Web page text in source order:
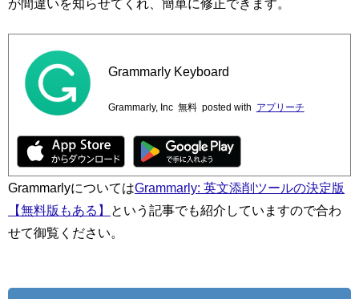
が間違いを知らせてくれ、簡単に修正できます。
Grammarly Keyboard
Grammarly, Inc 無料 posted with アプリーチ
GrammarlyについてはGrammarly: 英文添削ツールの決定版
【無料版もある】
という記事でも紹介していますので合わ
せて御覧ください。